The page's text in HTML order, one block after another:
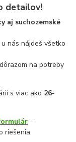
detailov!
aj suchozemské
nás nájdeš všetko
na potreby
s viac ako 26-
–
riešenia.